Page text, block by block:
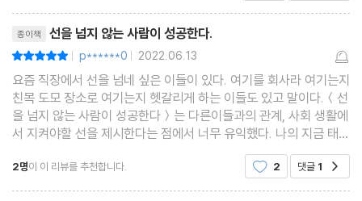
다른 사람의 영역을 침범하지 마라
안전거리를 두는 소통 방식
직장 안에 존재하는 ‘게 효과’
동료를 자주 도와주지 마라
작은 이익에 현혹되지 마라
나 사람을
종이책 선을 넘지 않는 사람이 성공한다.
| p******0 | 2022.06.13
요즘 직장에서 선을 넘네 싶은 이들이 있다. 여기를 회사라 여기는지
친목 도모 장소로 여기는지 헷갈리게 하는 이들도 있고 말이다.＜선
을 넘지 않는 사람이 성공한다＞는 다른이들과의 관계, 사회 생활에
서 지켜야할 선을 제시한다는 점에서 너무 유익했다. 나의 지금 태도
나 의미있는 말인지 공감했던
2명이 이 리뷰를 추천합니다. 2 댓글 1